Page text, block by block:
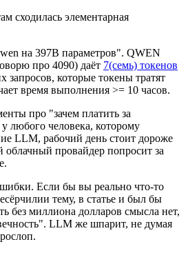
сходилась элементарная
на 397B параметров". QWEN
про 4090) даёт 7(семь) токенов
которые токены тратят
время выполнения >= 10 часов.
про "зачем платить за
человека, которому
LLM, рабочий день стоит дороже
облачный провайдер попросит за
Если бы вы реально что-то
тему, в статье и был бы
без миллиона долларов смысла нет,
LLM же шпарит, не думая